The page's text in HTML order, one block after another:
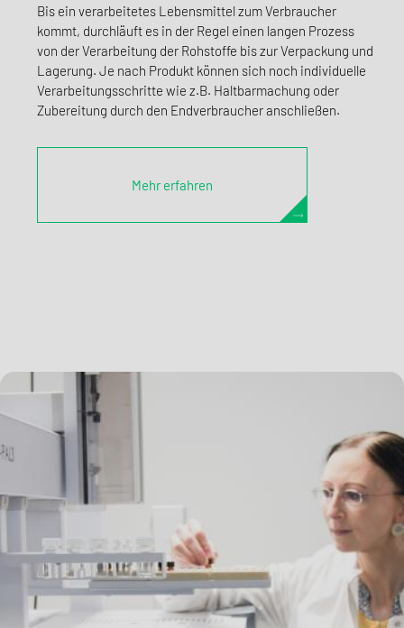
Bis ein verarbeitetes Lebensmittel zum Verbraucher
kommt, durchläuft es in der Regel einen langen Prozess
von der Verarbeitung der Rohstoffe bis zur Verpackung und
Lagerung. Je nach Produkt können sich noch individuelle
Verarbeitungsschritte wie z.B. Haltbarmachung oder
Zubereitung durch den Endverbraucher anschließen.
Mehr erfahren